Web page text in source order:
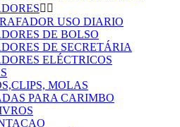
 
USO DIARIO
DE BOLSO
DE SECRETÁRIA
ELÉCTRICOS
MOLAS
PARA CARIMBO